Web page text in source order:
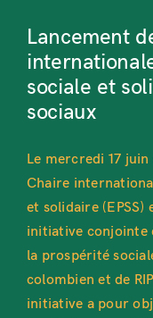
Lancement
sociale et
sociaux
Le mercredi 17
Chaire
et solidaire (EPSS)
initiative conjointe
la prospérité
colombien et de
initiative a pour